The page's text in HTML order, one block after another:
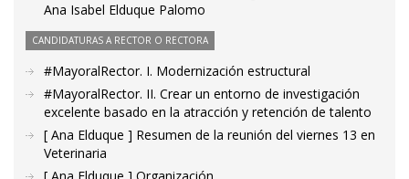
Ana Isabel Elduque Palomo
CANDIDATURAS A RECTOR O RECTORA
#MayoralRector. I. Modernización estructural
#MayoralRector. II. Crear un entorno de investigación
excelente basado en la atracción y retención de talento
[ Ana Elduque ] Resumen de la reunión del viernes 13 en
Veterinaria